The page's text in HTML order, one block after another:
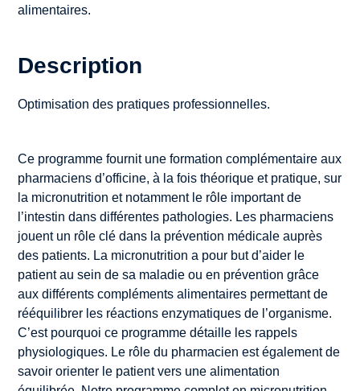
alimentaires.
Description
Optimisation des pratiques professionnelles.
Ce programme fournit une formation complémentaire aux
pharmaciens d’officine, à la fois théorique et pratique, sur
la micronutrition et notamment le rôle important de
l’intestin dans différentes pathologies. Les pharmaciens
jouent un rôle clé dans la prévention médicale auprès
des patients. La micronutrition a pour but d’aider le
patient au sein de sa maladie ou en prévention grâce
aux différents compléments alimentaires permettant de
rééquilibrer les réactions enzymatiques de l’organisme.
C’est pourquoi ce programme détaille les rappels
physiologiques. Le rôle du pharmacien est également de
savoir orienter le patient vers une alimentation